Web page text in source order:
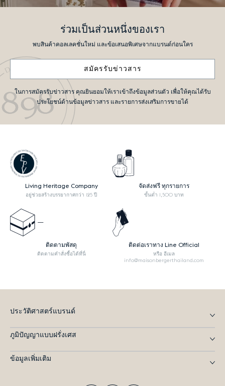
ร่วมเป็นส่วนหนึ่งของเรา
พบสินค้าคอลเลคชั่นใหม่ และข้อเสนอพิเศษจากแบรนด์ก่อนใคร
สมัครรับข่าวสาร
ในการสมัครรับข่าวสาร คุณยินยอมให้เราเข้าถึงข้อมูลส่วนตัว เพื่อให้คุณได้รับ
ประโยชน์ด้านข้อมูลข่าวสาร และรายการส่งเสริมการขายได้
Living Heritage Company
อยู่ช่วยสร้างบรรยากาศกว่า 125 ปี
จัดส่งฟรี ทุกรายการ
ขั้นต่ำ 1,500 บาท
ติดตามพัสดุ
ติดตามคำสั่งซื้อได้ที่นี่
ติดต่อเราทาง Line Official
หรือ อีเมล
info@maisonbergerthailand.com
ประวัติศาสตร์แบรนด์
ภูมิปัญญาแบบฝรั่งเศส
ข้อมูลเพิ่มเติม